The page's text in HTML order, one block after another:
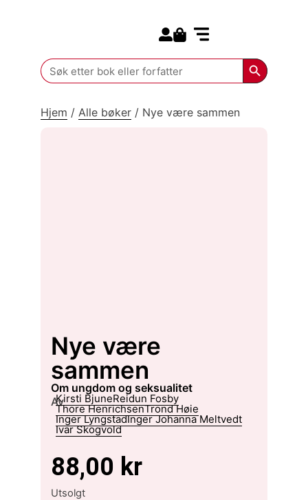
Search
for:
Search
Hjem / Alle bøker / Nye være sammen
Nye være
sammen
om ungdom og seksualitet
Av
Kirsti BjuneReidun Fosby
Thore HenrichsenTrond Høie
Inger LyngstadInger Johanna Meltvedt
Ivar Skogvold
88,00 kr
Utsolgt